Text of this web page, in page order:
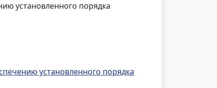
установленного порядка
установленного порядка